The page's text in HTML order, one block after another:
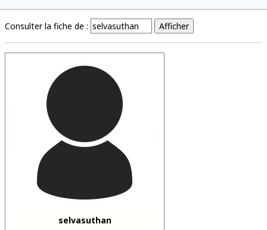
Consulter la fiche de :
selvasuthan